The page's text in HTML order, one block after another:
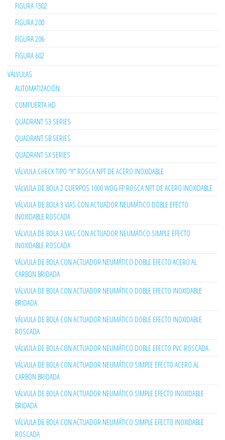
FIGURA 1502
FIGURA 200
FIGURA 206
FIGURA 602
VÁLVULAS
AUTOMATIZACIÓN
COMPUERTA HD
QUADRANT S3 SERIES
QUADRANT SB SERIES
QUADRANT SX SERIES
VÁLVULA CHECK TIPO "Y" ROSCA NPT DE ACERO INOXIDABLE
VÁLVULA DE BOLA 2 CUERPOS 1000 WOG FP ROSCA NPT DE ACERO INOXIDABLE
VÁLVULA DE BOLA 3 VIAS CON ACTUADOR NEUMÁTICO DOBLE EFECTO
INOXIDABLE ROSCADA
VÁLVULA DE BOLA 3 VIAS CON ACTUADOR NEUMÁTICO SIMPLE EFECTO
INOXIDABLE ROSCADA
VÁLVULA DE BOLA CON ACTUADOR NEUMÁTICO DOBLE EFECTO ACERO AL
CARBÓN BRIDADA
VÁLVULA DE BOLA CON ACTUADOR NEUMÁTICO DOBLE EFECTO INOXIDABLE
BRIDADA
VÁLVULA DE BOLA CON ACTUADOR NEUMÁTICO DOBLE EFECTO INOXIDABLE
ROSCADA
VÁLVULA DE BOLA CON ACTUADOR NEUMÁTICO DOBLE EFECTO PVC ROSCADA
VÁLVULA DE BOLA CON ACTUADOR NEUMÁTICO SIMPLE EFECTO ACERO AL
CARBÓN BRIDADA
VÁLVULA DE BOLA CON ACTUADOR NEUMÁTICO SIMPLE EFECTO INOXIDABLE
BRIDADA
VÁLVULA DE BOLA CON ACTUADOR NEUMÁTICO SIMPLE EFECTO INOXIDABLE
ROSCADA